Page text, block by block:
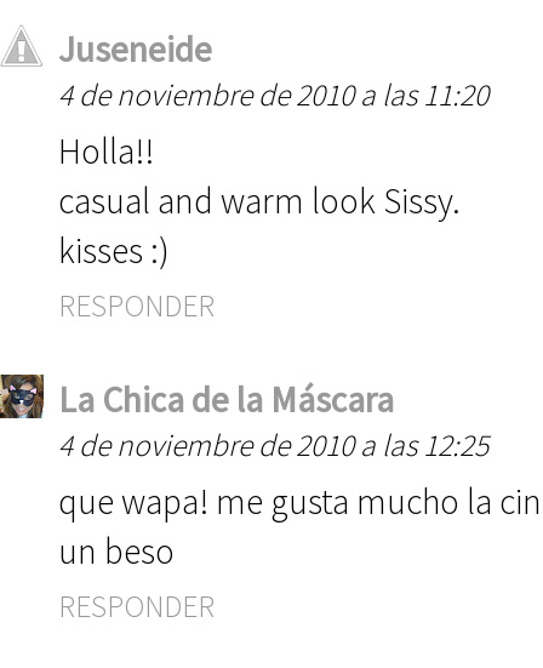
Juseneide
4 de noviembre de 2010 a las 11:20
Holla!!
casual and warm look Sissy.
kisses :)
RESPONDER
La Chica de la Máscara
4 de noviembre de 2010 a las 12:25
que wapa! me gusta mucho la
un beso
RESPONDER